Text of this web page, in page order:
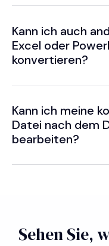
Kann ich auch
Excel oder
konvertieren?
Kann ich meine
Datei nach dem
bearbeiten?
Sehen Sie,